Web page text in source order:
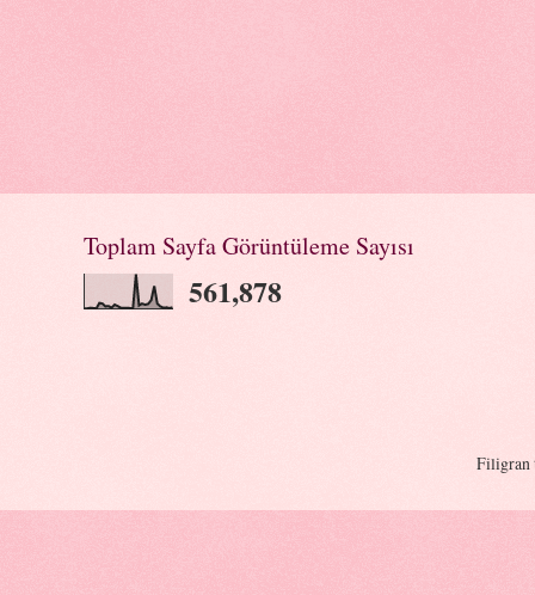
Toplam Sayfa Görüntüleme Sayısı
561,878
Filigran